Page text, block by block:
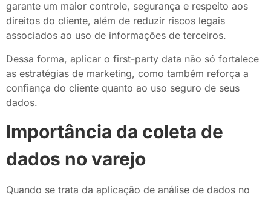
garante um maior controle, segurança e respeito aos
direitos do cliente, além de reduzir riscos legais
associados ao uso de informações de terceiros.
Dessa forma, aplicar o first-party data não só fortalece
as estratégias de marketing, como também reforça a
confiança do cliente quanto ao uso seguro de seus
dados.
Importância da coleta de
dados no varejo
Quando se trata da aplicação de análise de dados no